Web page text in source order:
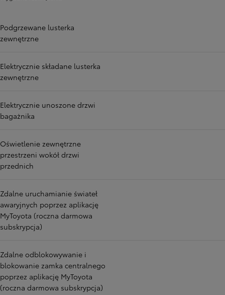
Podgrzewane lusterka
zewnętrzne
Elektrycznie składane lusterka
zewnętrzne
Elektrycznie unoszone drzwi
bagażnika
Oświetlenie zewnętrzne
przestrzeni wokół drzwi
przednich
Zdalne uruchamianie świateł
awaryjnych poprzez aplikację
MyToyota (roczna darmowa
subskrypcja)
Zdalne odblokowywanie i
blokowanie zamka centralnego
poprzez aplikację MyToyota
(roczna darmowa subskrypcja)